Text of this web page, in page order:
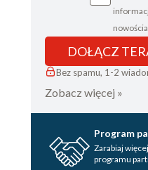
DOŁĄCZ
Bez spamu, 1-2
Zobacz więcej »
Program
Zarabiaj
programu